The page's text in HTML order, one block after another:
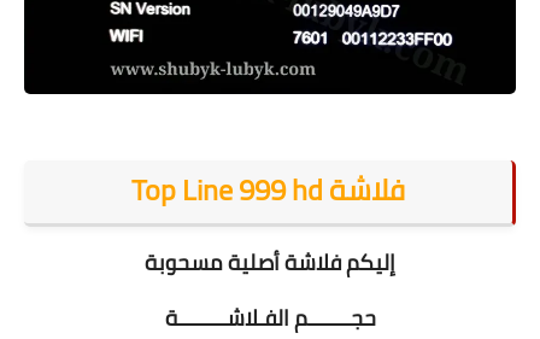
فلاشة Top Line 999 hd
إليكم فلاشة أصلية مسحوبة
حجـــــــم الفـلاشــــــــة